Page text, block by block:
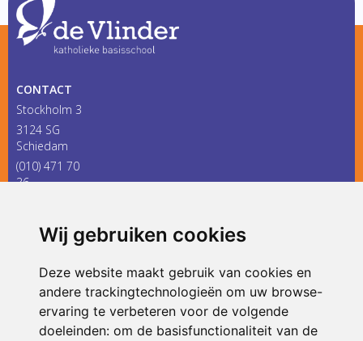
Wij gebruiken cookies
Deze website maakt gebruik van cookies en
andere trackingtechnologieën om uw browse-
ervaring te verbeteren voor de volgende
doeleinden: om de basisfunctionaliteit van de
CONTACT
Stockholm 3
3124 SG
Schiedam
(010) 471 70
36
ONDERDEEL VAN